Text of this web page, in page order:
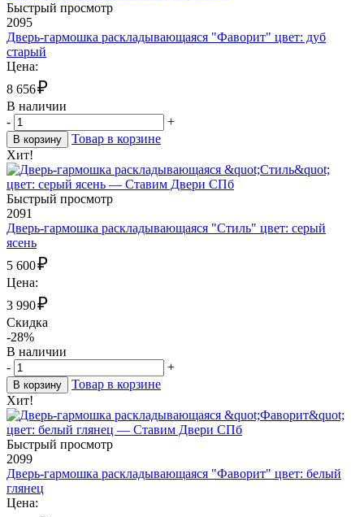
Быстрый просмотр
2095
Дверь-гармошка раскладывающаяся "Фаворит" цвет: дуб
старый
Цена:
8 656₽
В наличии
-
+
В корзину
Товар в корзине
Хит!
Быстрый просмотр
2091
Дверь-гармошка раскладывающаяся "Стиль" цвет: серый
ясень
5 600₽
Цена:
3 990₽
Скидка
-28%
В наличии
-
+
В корзину
Товар в корзине
Хит!
Быстрый просмотр
2099
Дверь-гармошка раскладывающаяся "Фаворит" цвет: белый
глянец
Цена: